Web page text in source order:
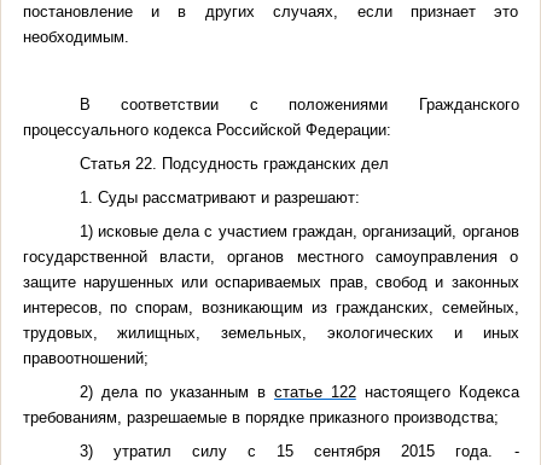
постановление и в других случаях, если признает это
необходимым.
В соответствии с положениями Гражданского
процессуального кодекса Российской Федерации:
Статья 22. Подсудность гражданских дел
1. Суды рассматривают и разрешают:
1) исковые дела с участием граждан, организаций, органов
государственной власти, органов местного самоуправления о
защите нарушенных или оспариваемых прав, свобод и законных
интересов, по спорам, возникающим из гражданских, семейных,
трудовых, жилищных, земельных, экологических и иных
правоотношений;
2) дела по указанным в статье 122настоящего Кодекса
требованиям, разрешаемые в порядке приказного производства;
3) утратил силу с 15 сентября 2015 года. -